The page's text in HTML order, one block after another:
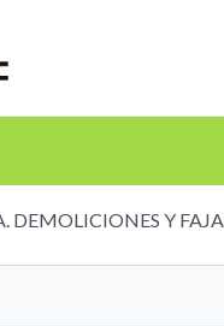
DEMOLICIONES Y